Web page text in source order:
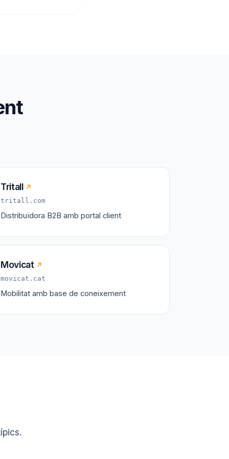
Tritall ↗
tritall.com
Distribuïdora B2B amb portal client
Movicat ↗
movicat.cat
Mobilitat amb base de coneixement